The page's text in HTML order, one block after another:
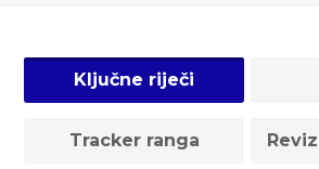
Ključne riječi
Tracker ranga